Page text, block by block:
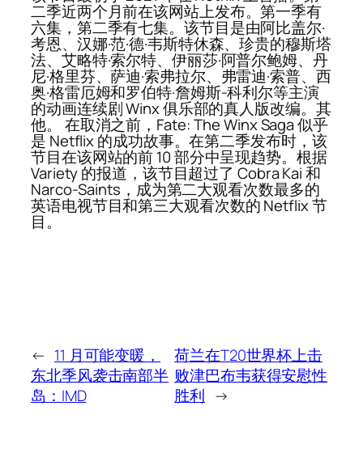
二季近两个月前在该网站上发布。第一季有
六集，第二季有七集。该节目是由阿比盖尔·
考恩、汉娜·范·德·韦斯特休森、珍贵的穆斯塔
法、艾略特·索尔特、伊丽莎·阿普尔鲍姆、丹
尼·格里芬、萨迪·索弗拉尔、弗雷迪·索普、西
奥·格雷厄姆和罗伯特·詹姆斯-科利尔等主演
的动画连续剧 Winx 俱乐部的真人版改编。其
他。 在取消之前，Fate: The Winx Saga 似乎
是 Netflix 的成功故事。在第二季发布时，该
节目在该网站的前 10 部分中呈现趋势。根据
Variety 的报道，该节目超过了 Cobra Kai 和
Narco-Saints，成为第二大观看次数最多的
英语电视节目和第三大观看次数的 Netflix 节
目。
← 11 月可能变暖，
东北季风袭击南部半
岛：IMD
荷兰在T20世界杯上击
败津巴布韦获得安慰性
胜利 →